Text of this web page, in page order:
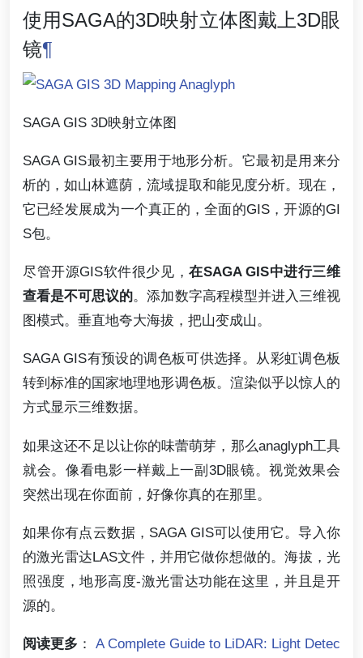
使用SAGA的3D映射立体图戴上3D眼
镜¶
SAGA GIS 3D映射立体图
SAGA GIS最初主要用于地形分析。它最初是用来分
析的，如山林遮荫，流域提取和能见度分析。现在，
它已经发展成为一个真正的，全面的GIS，开源的GI
S包。
尽管开源GIS软件很少见，在SAGA GIS中进行三维
查看是不可思议的。添加数字高程模型并进入三维视
图模式。垂直地夸大海拔，把山变成山。
SAGA GIS有预设的调色板可供选择。从彩虹调色板
转到标准的国家地理地形调色板。渲染似乎以惊人的
方式显示三维数据。
如果这还不足以让你的味蕾萌芽，那么anaglyph工具
就会。像看电影一样戴上一副3D眼镜。视觉效果会
突然出现在你面前，好像你真的在那里。
如果你有点云数据，SAGA GIS可以使用它。导入你
的激光雷达LAS文件，并用它做你想做的。海拔，光
照强度，地形高度-激光雷达功能在这里，并且是开
源的。
阅读更多 ： A Complete Guide to LiDAR: Light Detec